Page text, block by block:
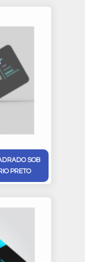
SOB
PRETO